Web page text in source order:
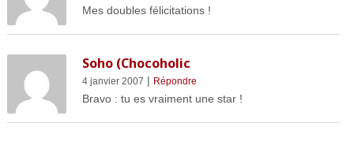
Mes doubles félicitations !
Soho (Chocoholic
4 janvier 2007 | Répondre
Bravo : tu es vraiment une star !